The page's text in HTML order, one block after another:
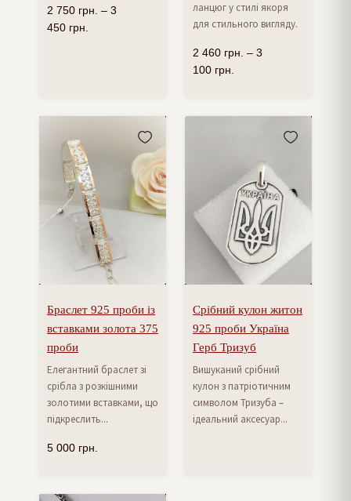
2 750 грн. – 3
450 грн.
ланцюг у стилі якоря
для стильного вигляду.
2 460 грн. – 3
100 грн.
Браслет 925 проби із
вставками золота 375
проби
Елегантний браслет зі
срібла з розкішними
золотими вставками, що
підкреслить...
5 000 грн.
Срібний кулон житон
925 проби Україна
Герб Тризуб
Вишуканий срібний
кулон з патріотичним
символом Тризуба –
ідеальний аксесуар...